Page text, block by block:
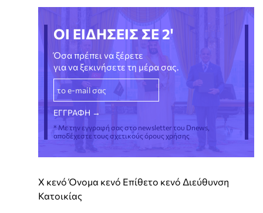
ΟΙ ΕΙΔΗΣΕΙΣ ΣΕ 2'
Όσα πρέπει να ξέρετε
για να ξεκινήσετε τη μέρα σας.
* Με την εγγραφή σας στο newsletter του Dnews,
αποδέχεστε τους σχετικούς όρους χρήσης
X κενό Όνομα κενό Επίθετο κενό Διεύθυνση
Κατοικίας